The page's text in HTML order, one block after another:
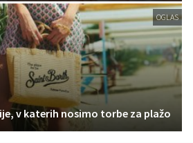
OGLAS
v katerih nosimo torbe za plažo